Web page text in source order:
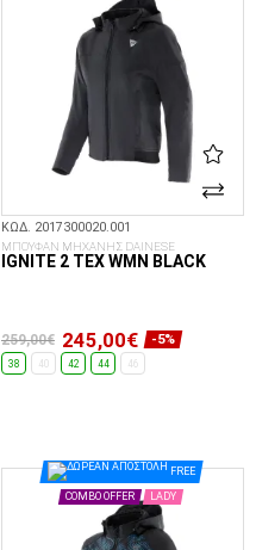
ΚΩΔ. 2017300020.001
ΜΠΟΥΦΑΝ ΜΗΧΑΝΗΣ DAINESE
IGNITE 2 TEX WMN BLACK
259,00€ 245,00€ -5%
38 40 42 44 46
FREE
COMBO OFFER LADY